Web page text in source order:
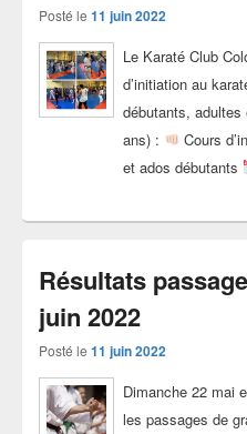
Posté le 11 juin 2022
Le Karaté Club
d’initiation au
débutants,
ans) :
Cours
et ados débutants
Résultats
juin 2022
Posté le 11 juin 2022
Dimanche 22 mai
les passages de